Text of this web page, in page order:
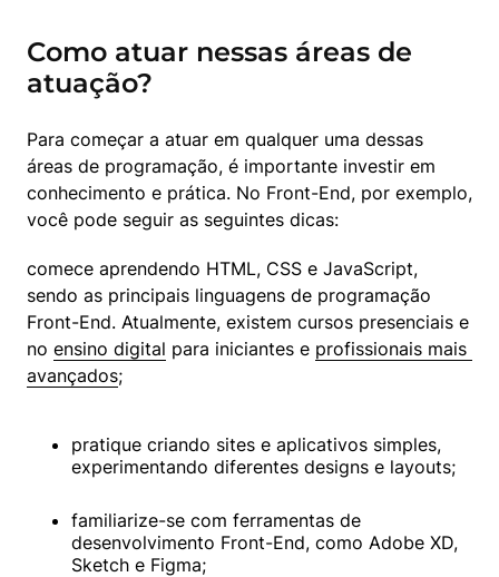
Como atuar nessas áreas de
atuação?
Para começar a atuar em qualquer uma dessas
áreas de programação, é importante investir em
conhecimento e prática. No Front-End, por exemplo,
você pode seguir as seguintes dicas:
comece aprendendo HTML, CSS e JavaScript,
sendo as principais linguagens de programação
Front-End. Atualmente, existem cursos presenciais e
no ensino digital para iniciantes e profissionais mais
avançados;
pratique criando sites e aplicativos simples,
experimentando diferentes designs e layouts;
familiarize-se com ferramentas de
desenvolvimento Front-End, como Adobe XD,
Sketch e Figma;